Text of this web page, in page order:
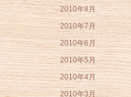
2010年8月
2010年7月
2010年6月
2010年5月
2010年4月
2010年3月